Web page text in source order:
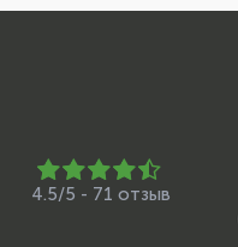
4.5/5 - 71 отзыв